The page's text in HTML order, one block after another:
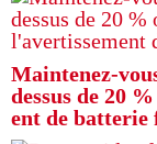
Maintenez-
dessus de 20
ent de batterie